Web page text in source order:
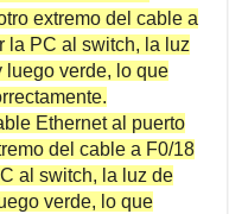
extremo del cable a
la PC al switch, la luz
luego verde, lo que
Ethernet al puerto
del cable a F0/18
al switch, la luz de
verde, lo que